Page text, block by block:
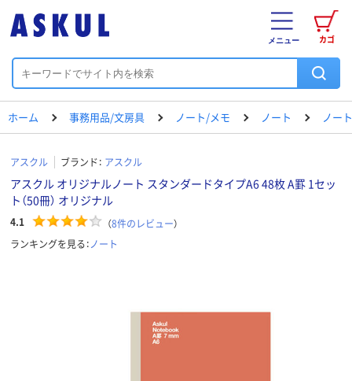
カゴ
メニュー
ホーム 事務用品/文房具 ノート/メモ ノート ノート
アスクル ブランド： アスクル
アスクル オリジナルノート スタンダードタイプA6 48枚 A罫 1セッ
ト（50冊） オリジナル
4.1 （8件のレビュー）
ランキングを見る：ノート